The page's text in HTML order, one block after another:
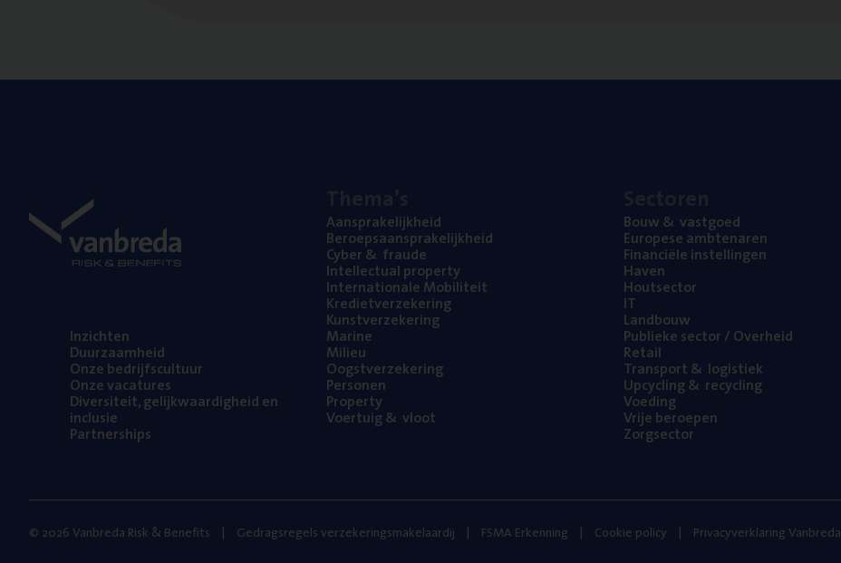
Inzich­ten
Duur­zaam­heid
Onze bedrijfs­cul­tuur
Onze vaca­tu­res
Diver­si­teit, gelijk­waar­dig­heid en
inclusie
Part­ner­ships
Aan­spra­ke­lijk­heid
Beroeps­aan­spra­ke­lijk­heid
Cyber& fraude
Intel­lec­tu­al property
Inter­na­ti­o­na­le Mobiliteit
Kre­diet­ver­ze­ke­ring
Kunst­ver­ze­ke­ring
Mari­ne
Mili­eu
Oogst­ver­ze­ke­ring
Per­so­nen
Pro­per­ty
Voer­tuig& vloot
Bouw& vastgoed
Euro­pe­se ambtenaren
Finan­ci­ë­le instellingen
Haven
Hout­sec­tor
IT
Land­bouw
Publie­ke sec­tor / Overheid
Retail
Trans­port& logistiek
Upcy­cling& recycling
Voe­ding
Vrije beroe­pen
Zorg­sec­tor
© 2026 Vanbreda Risk & Benefits Gedragsregels verzekeringsmakelaardij FSMA Erkenning Cookie policy Privacyverklaring Vanbreda